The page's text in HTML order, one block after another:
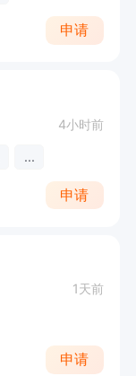
申请
4小时前
...
申请
1天前
申请